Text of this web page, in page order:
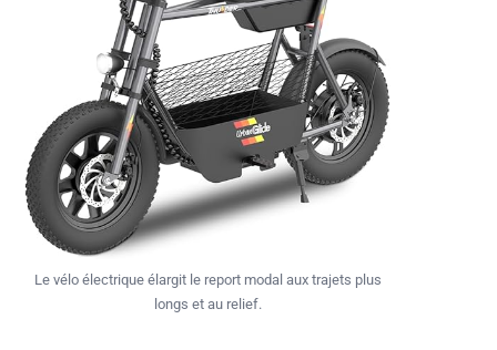
Le vélo électrique élargit le report modal aux trajets plus
longs et au relief.